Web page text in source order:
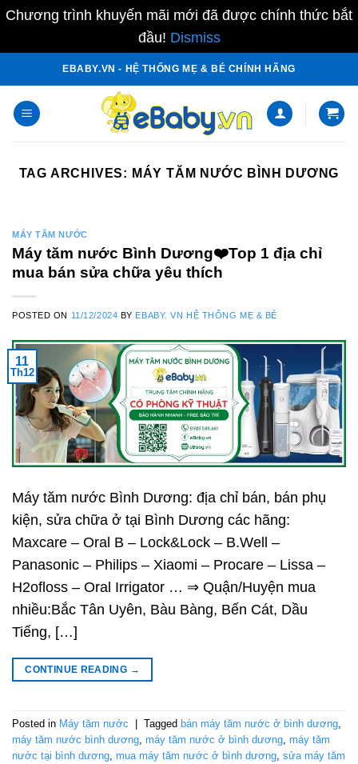
Chương trình khuyến mãi mới đã được chính thức bắt
đầu! Dismiss
content
EBABY.VN - HỆ THỐNG MẸ & BÉ CHÍNH HÃNG
TAG ARCHIVES: MÁY TĂM NƯỚC BÌNH DƯƠNG
MÁY TĂM NƯỚC
Máy tăm nước Bình Dương❤️️Top 1 địa chỉ
mua bán sửa chữa yêu thích
POSTED ON 11/12/2024 BY EBABY. VN HỆ THỐNG MẸ & BÉ
11
Th12
Máy tăm nước Bình Dương: địa chỉ bán, bán phụ
kiện, sửa chữa ở tại Bình Dương các hãng:
Maxcare – Oral B – Lock&Lock – B.Well –
Panasonic – Philips – Xiaomi – Procare – Lissa –
H2ofloss – Oral Irrigator … ⇒ Quận/Huyện mua
nhiều:Bắc Tân Uyên, Bàu Bàng, Bến Cát, Dầu
Tiếng, […]
CONTINUE READING →
Posted in Máy tăm nước Tagged bán máy tăm nước ở bình dương
máy tăm nước bình dương máy tăm nước ở bình dương máy tăm
nước tại bình dương mua máy tăm nước ở bình dương sửa máy tăm